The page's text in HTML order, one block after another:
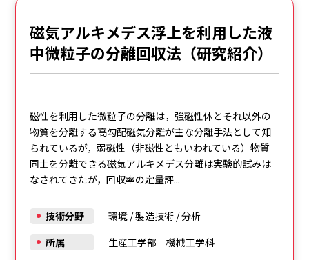
磁気アルキメデス浮上を利用した液
中微粒子の分離回収法（研究紹介）
磁性を利用した微粒子の分離は，強磁性体とそれ以外の
物質を分離する高勾配磁気分離が主な分離手法として知
られているが，弱磁性（非磁性ともいわれている）物質
同士を分離できる磁気アルキメデス分離は実験的試みは
なされてきたが，回収率の定量評...
技術分野 環境/製造技術/分析
所属
生産工学部 機械工学科